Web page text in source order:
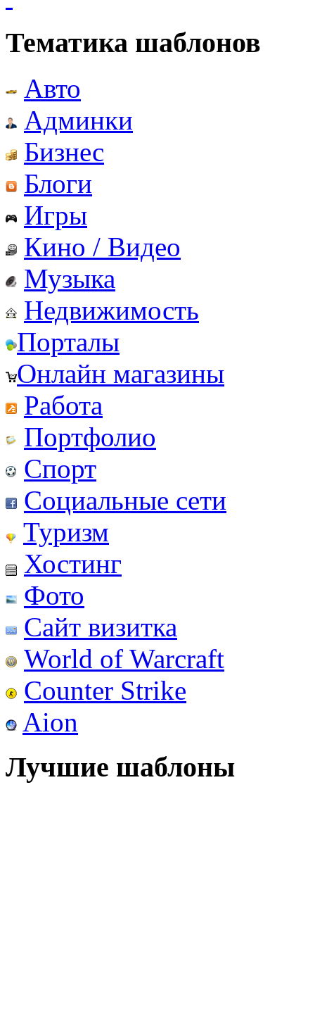
Тематика шаблонов
Авто
Админки
Бизнес
Блоги
Игры
Кино / Видео
Музыка
Недвижимость
Порталы
Онлайн магазины
Работа
Портфолио
Спорт
Социальные сети
Туризм
Хостинг
Фото
Сайт визитка
World of Warcraft
Counter Strike
Aion
Лучшие шаблоны